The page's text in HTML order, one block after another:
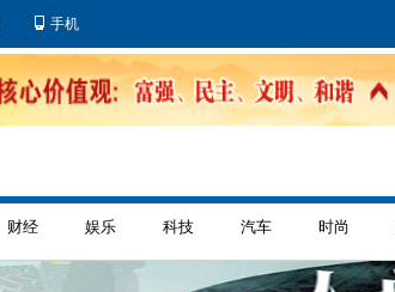
手机
财经 娱乐 科技 汽车 时尚